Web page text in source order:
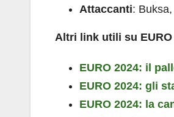
Attaccanti:
Altri link utili su EURO
EURO 2024: il
EURO 2024: gli
EURO 2024: la